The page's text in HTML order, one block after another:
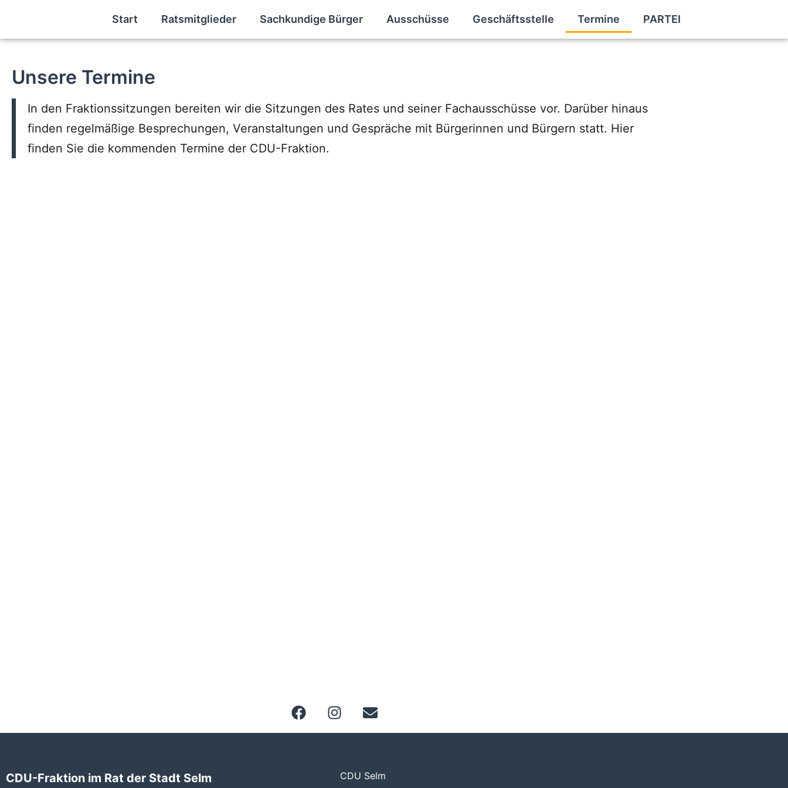
Start Ratsmitglieder Sachkundige Bürger Ausschüsse Geschäftsstelle Termine PARTEI
Unsere Termine
In den Fraktionssitzungen bereiten wir die Sitzungen des Rates und seiner Fachausschüsse vor. Darüber hinaus
finden regelmäßige Besprechungen, Veranstaltungen und Gespräche mit Bürgerinnen und Bürgern statt. Hier
finden Sie die kommenden Termine der CDU-Fraktion.
CDU-Fraktion im Rat der Stadt Selm
CDU Selm